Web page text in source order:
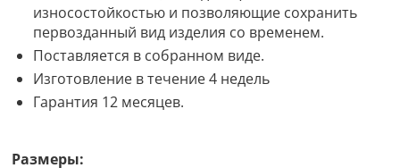
износостойкостью и позволяющие сохранить
первозданный вид изделия со временем.
Поставляется в собранном виде.
Изготовление в течение 4 недель
Гарантия 12 месяцев.
Размеры: